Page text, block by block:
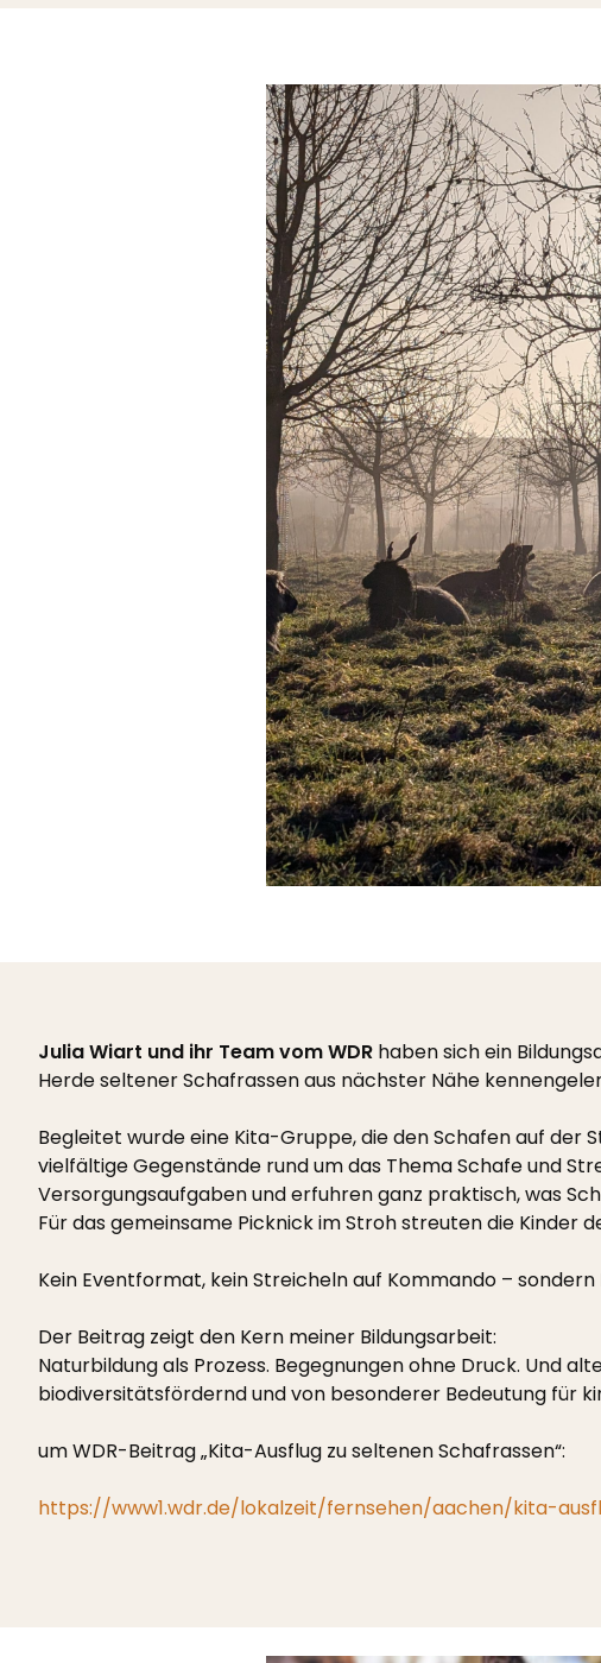
Julia Wiart und ihr Team vom WDR haben sich ein
Herde seltener Schafrassen aus nächster Nähe
Begleitet wurde eine Kita-Gruppe, die den Schafen auf der
vielfältige Gegenstände rund um das Thema Schafe und
Versorgungsaufgaben und erfuhren ganz praktisch, was
Für das gemeinsame Picknick im Stroh streuten die
Kein Eventformat, kein Streicheln auf Kommando –
Der Beitrag zeigt den Kern meiner Bildungsarbeit:
Naturbildung als Prozess. Begegnungen ohne Druck. Und
biodiversitätsfördernd und von besonderer Bedeutung für
um WDR-Beitrag „Kita-Ausflug zu seltenen Schafrassen“:
https://www1.wdr.de/lokalzeit/fernsehen/aachen/kita-